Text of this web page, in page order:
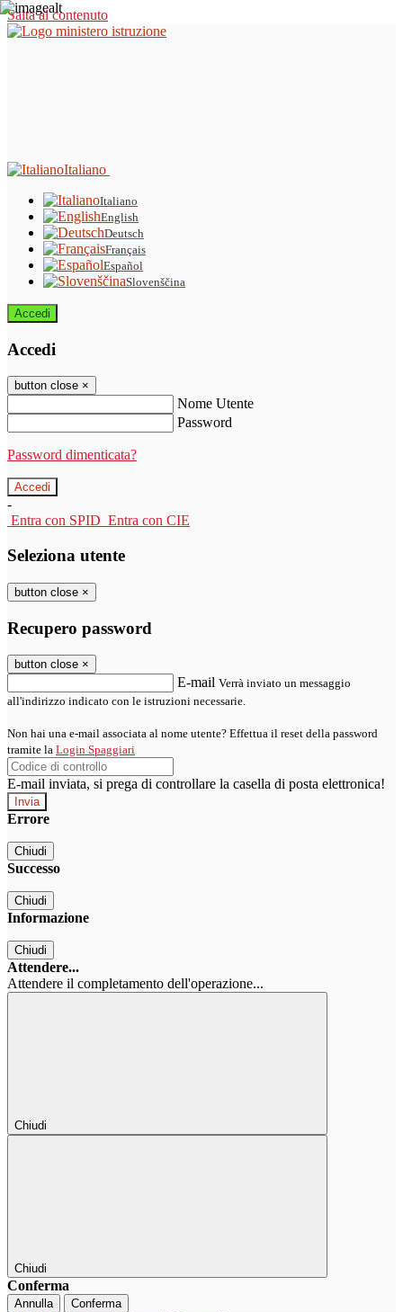
Salta al contenuto
Italiano
Italiano
English
Deutsch
Français
Español
Slovenščina
Accedi
Accedi
button close ×
Nome Utente
Password
Password dimenticata?
-
Entra con SPID Entra con CIE
Seleziona utente
button close ×
Recupero password
button close ×
E-mail Verrà inviato un messaggio
all'indirizzo indicato con le istruzioni necessarie.
Non hai una e-mail associata al nome utente? Effettua il reset della password
tramite la Login Spaggiari
E-mail inviata, si prega di controllare la casella di posta elettronica!
Errore
Chiudi
Successo
Chiudi
Informazione
Chiudi
Attendere...
Attendere il completamento dell'operazione...
Chiudi
Chiudi
Conferma
Annulla Conferma